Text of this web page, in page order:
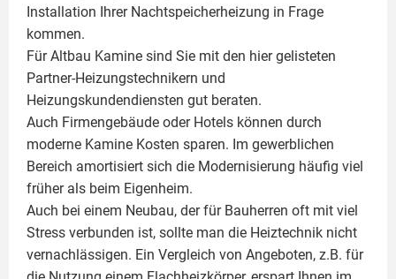
Installation Ihrer Nachtspeicherheizung in Frage
kommen.
Für Altbau Kamine sind Sie mit den hier gelisteten
Partner-Heizungstechnikern und
Heizungskundendiensten gut beraten.
Auch Firmengebäude oder Hotels können durch
moderne Kamine Kosten sparen. Im gewerblichen
Bereich amortisiert sich die Modernisierung häufig viel
früher als beim Eigenheim.
Auch bei einem Neubau, der für Bauherren oft mit viel
Stress verbunden ist, sollte man die Heiztechnik nicht
vernachlässigen. Ein Vergleich von Angeboten, z.B. für